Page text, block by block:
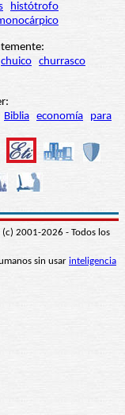
histótrofo
chuico churrasco
Biblia economía para
2001-2026 - Todos los
sin usar inteligencia